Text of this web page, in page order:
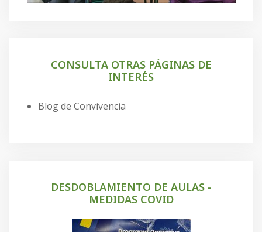
CONSULTA OTRAS PÁGINAS DE
INTERÉS
Blog de Convivencia
DESDOBLAMIENTO DE AULAS -
MEDIDAS COVID